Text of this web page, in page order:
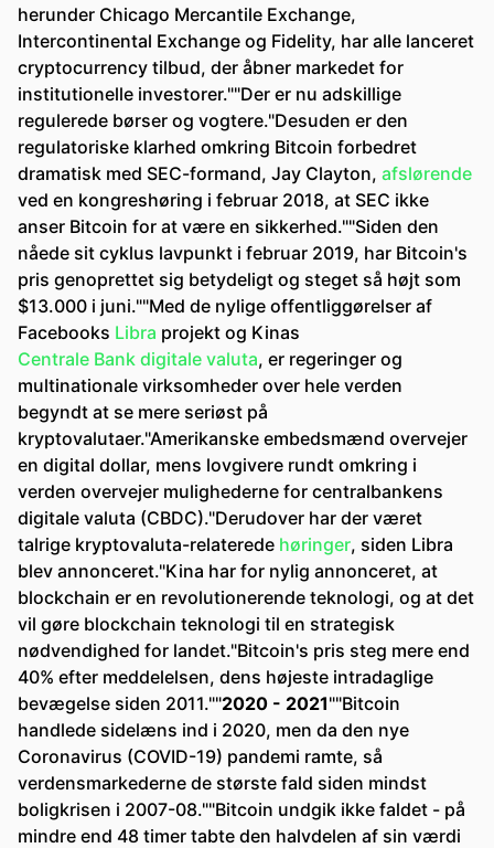
herunder Chicago Mercantile Exchange,
Intercontinental Exchange og Fidelity, har alle lanceret
cryptocurrency tilbud, der åbner markedet for
institutionelle investorer.""Der er nu adskillige
regulerede børser og vogtere."Desuden er den
regulatoriske klarhed omkring Bitcoin forbedret
dramatisk med SEC-formand, Jay Clayton, afslørende
ved en kongreshøring i februar 2018, at SEC ikke
anser Bitcoin for at være en sikkerhed.""Siden den
nåede sit cyklus lavpunkt i februar 2019, har Bitcoin's
pris genoprettet sig betydeligt og steget så højt som
$13.000 i juni.""Med de nylige offentliggørelser af
Facebooks Libra projekt og Kinas
Centrale Bank digitale valuta, er regeringer og
multinationale virksomheder over hele verden
begyndt at se mere seriøst på
kryptovalutaer."Amerikanske embedsmænd overvejer
en digital dollar, mens lovgivere rundt omkring i
verden overvejer mulighederne for centralbankens
digitale valuta (CBDC)."Derudover har der været
talrige kryptovaluta-relaterede høringer, siden Libra
blev annonceret."Kina har for nylig annonceret, at
blockchain er en revolutionerende teknologi, og at det
vil gøre blockchain teknologi til en strategisk
nødvendighed for landet."Bitcoin's pris steg mere end
40% efter meddelelsen, dens højeste intradaglige
bevægelse siden 2011.""2020 - 2021""Bitcoin
handlede sidelæns ind i 2020, men da den nye
Coronavirus (COVID-19) pandemi ramte, så
verdensmarkederne de største fald siden mindst
boligkrisen i 2007-08.""Bitcoin undgik ikke faldet - på
mindre end 48 timer tabte den halvdelen af ​​sin værdi